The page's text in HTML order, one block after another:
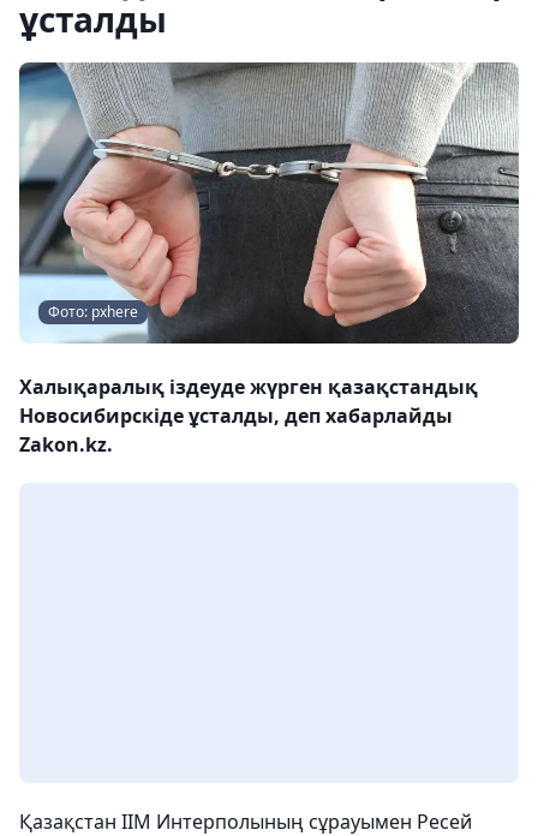
ұсталды
Фото: pxhere
Халықаралық іздеуде жүрген қазақстандық
Новосибирскіде ұсталды, деп хабарлайды
Zakon.kz.
Қазақстан ІІМ Интерполының сұрауымен Ресей